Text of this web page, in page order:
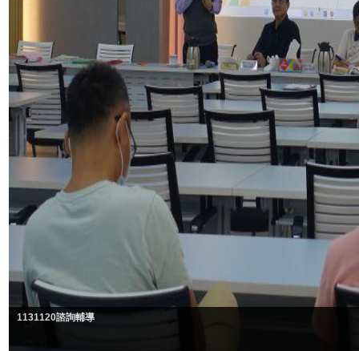
1131120諮詢輔導